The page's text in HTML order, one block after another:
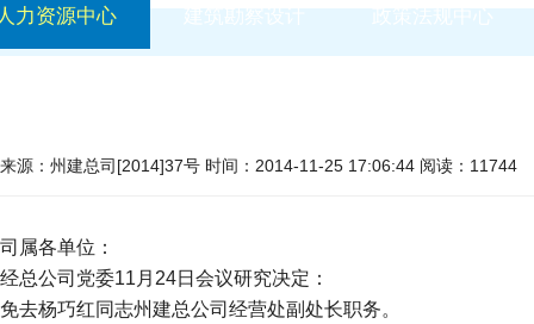
力资源中心 建筑勘察设计 政策法规中心
来源：州建总司[2014]37号 时间：2014-11-25 17:06:44 阅读：11744
司属各单位：
经总公司党委11月24日会议研究决定：
免去杨巧红同志州建总公司经营处副处长职务。